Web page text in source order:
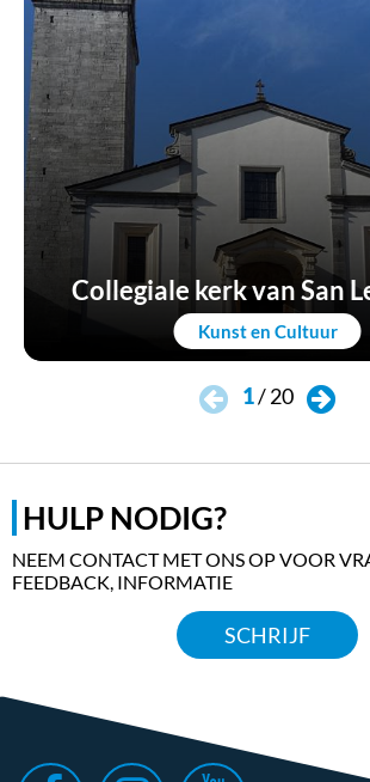
Kunst en Cultuur
Collegiale kerk van San
1/20
HULP NODIG?
NEEM CONTACT MET ONS OP VOOR
FEEDBACK, INFORMATIE
SCHRIJF